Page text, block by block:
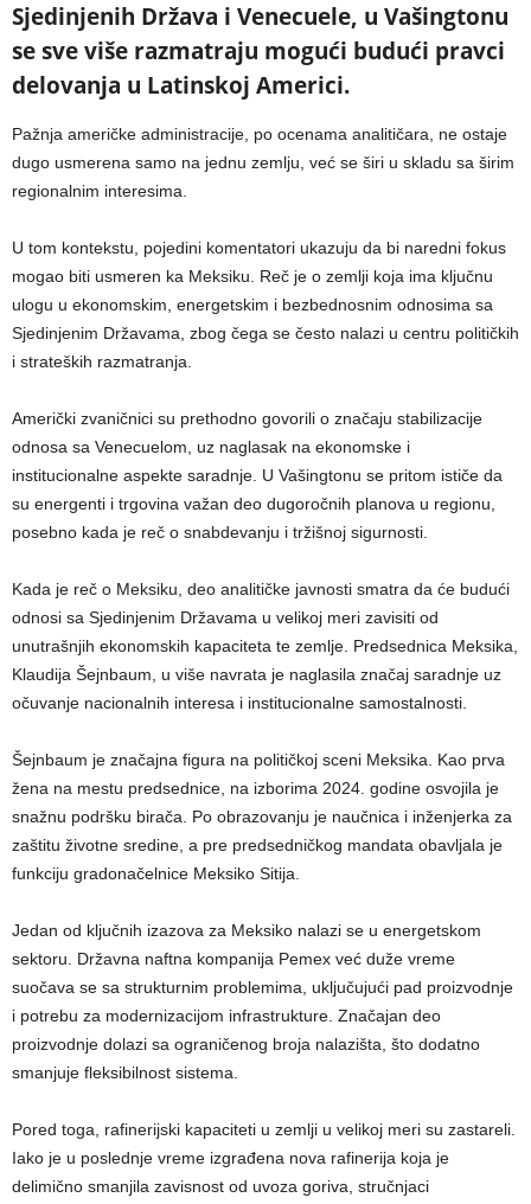
Sjedinjenih Država i Venecuele, u Vašingtonu
se sve više razmatraju mogući budući pravci
delovanja u Latinskoj Americi.
Pažnja američke administracije, po ocenama analitičara, ne ostaje
dugo usmerena samo na jednu zemlju, već se širi u skladu sa širim
regionalnim interesima.
U tom kontekstu, pojedini komentatori ukazuju da bi naredni fokus
mogao biti usmeren ka Meksiku. Reč je o zemlji koja ima ključnu
ulogu u ekonomskim, energetskim i bezbednosnim odnosima sa
Sjedinjenim Državama, zbog čega se često nalazi u centru političkih
i strateških razmatranja.
Američki zvaničnici su prethodno govorili o značaju stabilizacije
odnosa sa Venecuelom, uz naglasak na ekonomske i
institucionalne aspekte saradnje. U Vašingtonu se pritom ističe da
su energenti i trgovina važan deo dugoročnih planova u regionu,
posebno kada je reč o snabdevanju i tržišnoj sigurnosti.
Kada je reč o Meksiku, deo analitičke javnosti smatra da će budući
odnosi sa Sjedinjenim Državama u velikoj meri zavisiti od
unutrašnjih ekonomskih kapaciteta te zemlje. Predsednica Meksika,
Klaudija Šejnbaum, u više navrata je naglasila značaj saradnje uz
očuvanje nacionalnih interesa i institucionalne samostalnosti.
Šejnbaum je značajna figura na političkoj sceni Meksika. Kao prva
žena na mestu predsednice, na izborima 2024. godine osvojila je
snažnu podršku birača. Po obrazovanju je naučnica i inženjerka za
zaštitu životne sredine, a pre predsedničkog mandata obavljala je
funkciju gradonačelnice Meksiko Sitija.
Jedan od ključnih izazova za Meksiko nalazi se u energetskom
sektoru. Državna naftna kompanija Pemex već duže vreme
suočava se sa strukturnim problemima, uključujući pad proizvodnje
i potrebu za modernizacijom infrastrukture. Značajan deo
proizvodnje dolazi sa ograničenog broja nalazišta, što dodatno
smanjuje fleksibilnost sistema.
Pored toga, rafinerijski kapaciteti u zemlji u velikoj meri su zastareli.
Iako je u poslednje vreme izgrađena nova rafinerija koja je
delimično smanjila zavisnost od uvoza goriva, stručnjaci